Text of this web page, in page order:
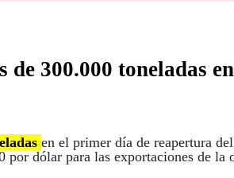
300.000 toneladas
en el primer día de reapertura
dólar para las exportaciones de la